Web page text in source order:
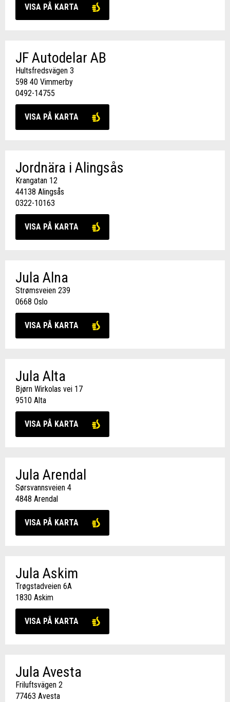
VISA PÅ KARTA
JF Autodelar AB
Hultsfredsvägen 3
598 40 Vimmerby
0492-14755
VISA PÅ KARTA
Jordnära i Alingsås
Krangatan 12
44138 Alingsås
0322-10163
VISA PÅ KARTA
Jula Alna
Strømsveien 239
0668 Oslo
VISA PÅ KARTA
Jula Alta
Bjørn Wirkolas vei 17
9510 Alta
VISA PÅ KARTA
Jula Arendal
Sørsvannsveien 4
4848 Arendal
VISA PÅ KARTA
Jula Askim
Trøgstadveien 6A
1830 Askim
VISA PÅ KARTA
Jula Avesta
Friluftsvägen 2
77463 Avesta